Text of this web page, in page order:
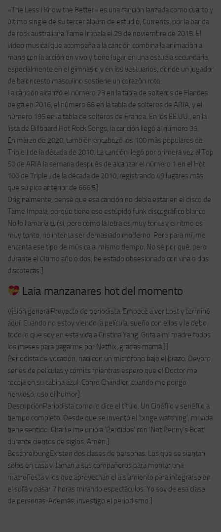
«The Less I Know the Better» es una canción lanzada como cuarto y
último single de su tercer álbum de estudio, Currents, por la banda
de rock australiana Tame Impala el 29 de noviembre de 2015. El
vídeo musical que acompaña a la canción combina la animación a
mano con la acción en vivo y tiene lugar en una escuela secundaria,
especialmente en el gimnasio y en los vestuarios, donde un jugador
de baloncesto masculino sostiene un corazón roto.
La canción alcanzó el número 23 en la tabla de solteros de Flandes
belga en 2016, el número 66 en la tabla de solteros de ARIA, y el
número 195 en la tabla de solteros de Francia. En los EE.UU., en la
lista de Billboard Hot Rock Songs, la canción llegó al número 35.
En marzo de 2020, también encabezó los 100 más populares de
Triple J de la década de 2010. La canción llegó por primera vez al Top
50 de ARIA la semana después de alcanzar el número 1 en el Hot
100 de Triple J de la década de 2010, registrando 49 lugares más
que su pico anterior de 666,5]
Originalmente, pensé que esa canción no debía estar en el disco de
Tame Impala, porque tiene ese estúpido funk discográfico blanco.
No lo llamaría cursi, pero como la letra es muy tonta y el ritmo es
muy tonto, no intenta ser demasiado moderno. Pero para mí, me
encanta ese tipo de música al mismo tiempo. No sé por qué, pero
durante el último año o dos, he estado obsesionado con una o dos
discotecas.]
Laia manzanares hot del momento
Visión generalProyecto de periodista. Empecé a ver Lost y terminé
aquí. Cuando no estoy viendo la película, sueño con ellos y le debo
todo lo que soy en esta vida a Cristina Yang. Grita a mi madre todos
los meses para pagarme por Netflix, gracias mamá.]]
Periodista de vocación, nací con un micrófono bajo el brazo. Devoro
series de películas y cómics mientras espero que el Doctor me
recoja en su cabina azul. Como Chandler, cuando me pongo
nervioso, uso el humor].
DescripciónPeriodista como lo dice el título. Un Cinéfilo y seriéfilo a
tiempo completo. Desde que se inventó el ‘binge watching’, mi vida
tiene sentido. Charlie me unió a ‘Perdidos’ con ‘Not Penny’s Boat’
durante cientos de siglos. Amén.]
BeschreibungExisten dos clases de personas. Los que se sientan
solos en casa y llaman a sus compañeros para montar una
macrofiesta y los que aprovechan el aislamiento para integrarse en
el sofá y pasar 7 horas mirando espectáculos. Yo soy de esa clase
de personas. Además, investigo el periodismo.]